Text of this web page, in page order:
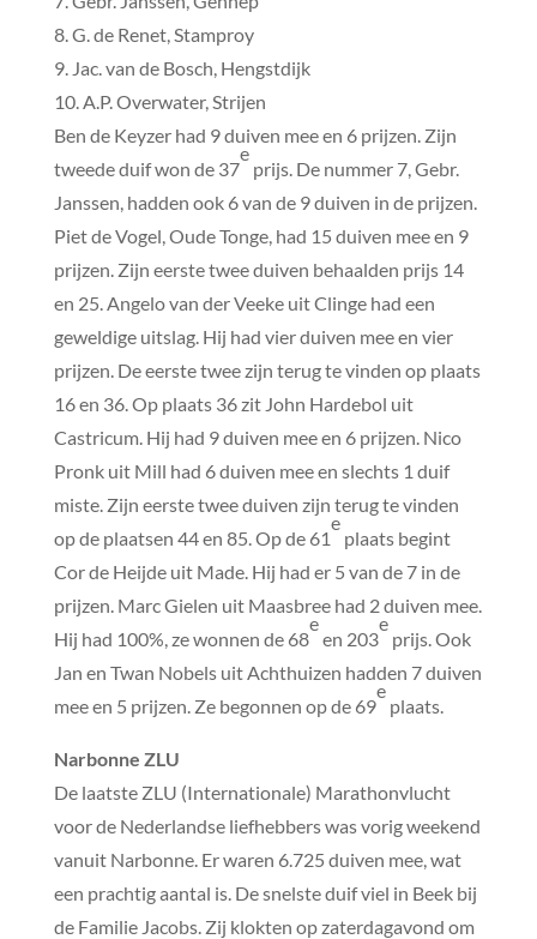
8. G. de Renet, Stamproy
9. Jac. van de Bosch, Hengstdijk
10. A.P. Overwater, Strijen
Ben de Keyzer had 9 duiven mee en 6 prijzen. Zijn
tweede duif won de 37
e
prijs. De nummer 7, Gebr.
Janssen, hadden ook 6 van de 9 duiven in de prijzen.
Piet de Vogel, Oude Tonge, had 15 duiven mee en 9
prijzen. Zijn eerste twee duiven behaalden prijs 14
en 25. Angelo van der Veeke uit Clinge had een
geweldige uitslag. Hij had vier duiven mee en vier
prijzen. De eerste twee zijn terug te vinden op plaats
16 en 36. Op plaats 36 zit John Hardebol uit
Castricum. Hij had 9 duiven mee en 6 prijzen. Nico
Pronk uit Mill had 6 duiven mee en slechts 1 duif
miste. Zijn eerste twee duiven zijn terug te vinden
op de plaatsen 44 en 85. Op de 61
e
plaats begint
Cor de Heijde uit Made. Hij had er 5 van de 7 in de
prijzen. Marc Gielen uit Maasbree had 2 duiven mee.
Hij had 100%, ze wonnen de 68
e
en 203
e
prijs. Ook
Jan en Twan Nobels uit Achthuizen hadden 7 duiven
mee en 5 prijzen. Ze begonnen op de 69
e
plaats.
Narbonne ZLU
De laatste ZLU (Internationale) Marathonvlucht
voor de Nederlandse liefhebbers was vorig weekend
vanuit Narbonne. Er waren 6.725 duiven mee, wat
een prachtig aantal is. De snelste duif viel in Beek bij
de Familie Jacobs. Zij klokten op zaterdagavond om